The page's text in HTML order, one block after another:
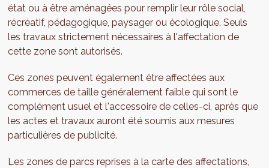
état ou à être aménagées pour remplir leur rôle social,
récréatif, pédagogique, paysager ou écologique. Seuls
les travaux strictement nécessaires à l'affectation de
cette zone sont autorisés.
Ces zones peuvent également être affectées aux
commerces de taille généralement faible qui sont le
complément usuel et l'accessoire de celles-ci, après que
les actes et travaux auront été soumis aux mesures
particulières de publicité.
Les zones de parcs reprises à la carte des affectations,